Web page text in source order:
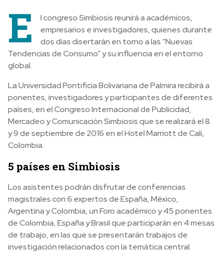
E
l congreso Simbiosis reunirá a académicos,
empresarios e investigadores, quienes durante
dos días disertarán en torno a las “Nuevas
Tendencias de Consumo” y su influencia en el entorno
global.
La Universidad Pontificia Bolivariana de Palmira recibirá a
ponentes, investigadores y participantes de diferentes
países, en el Congreso Internacional de Publicidad,
Mercadeo y Comunicación Simbiosis que se realizará el 8
y 9 de septiembre de 2016 en el Hotel Marriott de Cali,
Colombia.
5 países en Simbiosis
Los asistentes podrán disfrutar de conferencias
magistrales con 6 expertos de España, México,
Argentina y Colombia, un Foro académico y 45 ponentes
de Colombia, España y Brasil que participarán en 4 mesas
de trabajo, en las que se presentarán trabajos de
investigación relacionados con la temática central.